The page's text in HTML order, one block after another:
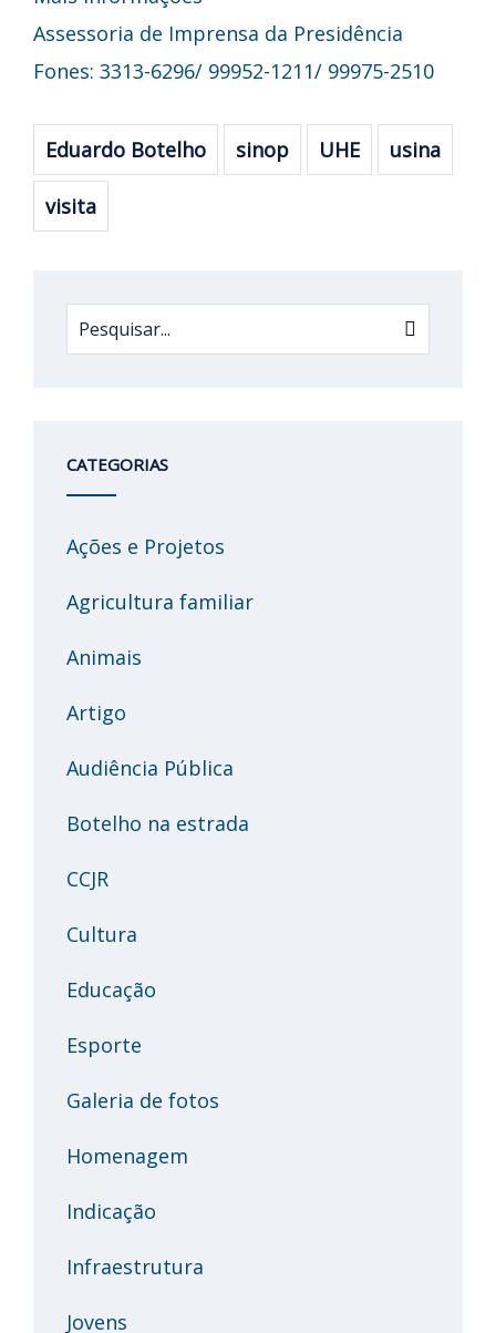
Assessoria de Imprensa da Presidência
Fones: 3313-6296/ 99952-1211/ 99975-2510
Eduardo Botelho sinop UHE usina
visita
CATEGORIAS
Ações e Projetos
Agricultura familiar
Animais
Artigo
Audiência Pública
Botelho na estrada
CCJR
Cultura
Educação
Esporte
Galeria de fotos
Homenagem
Indicação
Infraestrutura
Jovens